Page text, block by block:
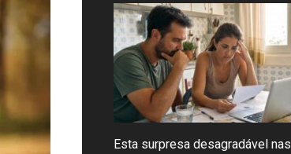
Esta surpresa desagradável nas